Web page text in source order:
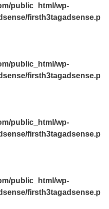
public_html/wp-
firsth3tagadsense.p
public_html/wp-
firsth3tagadsense.p
public_html/wp-
firsth3tagadsense.p
public_html/wp-
firsth3tagadsense.p